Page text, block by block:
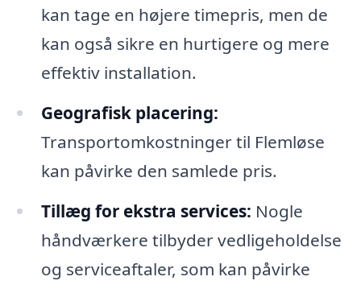
kan tage en højere timepris, men de
kan også sikre en hurtigere og mere
effektiv installation.
Geografisk placering:
Transportomkostninger til Flemløse
kan påvirke den samlede pris.
Tillæg for ekstra services: Nogle
håndværkere tilbyder vedligeholdelse
og serviceaftaler, som kan påvirke